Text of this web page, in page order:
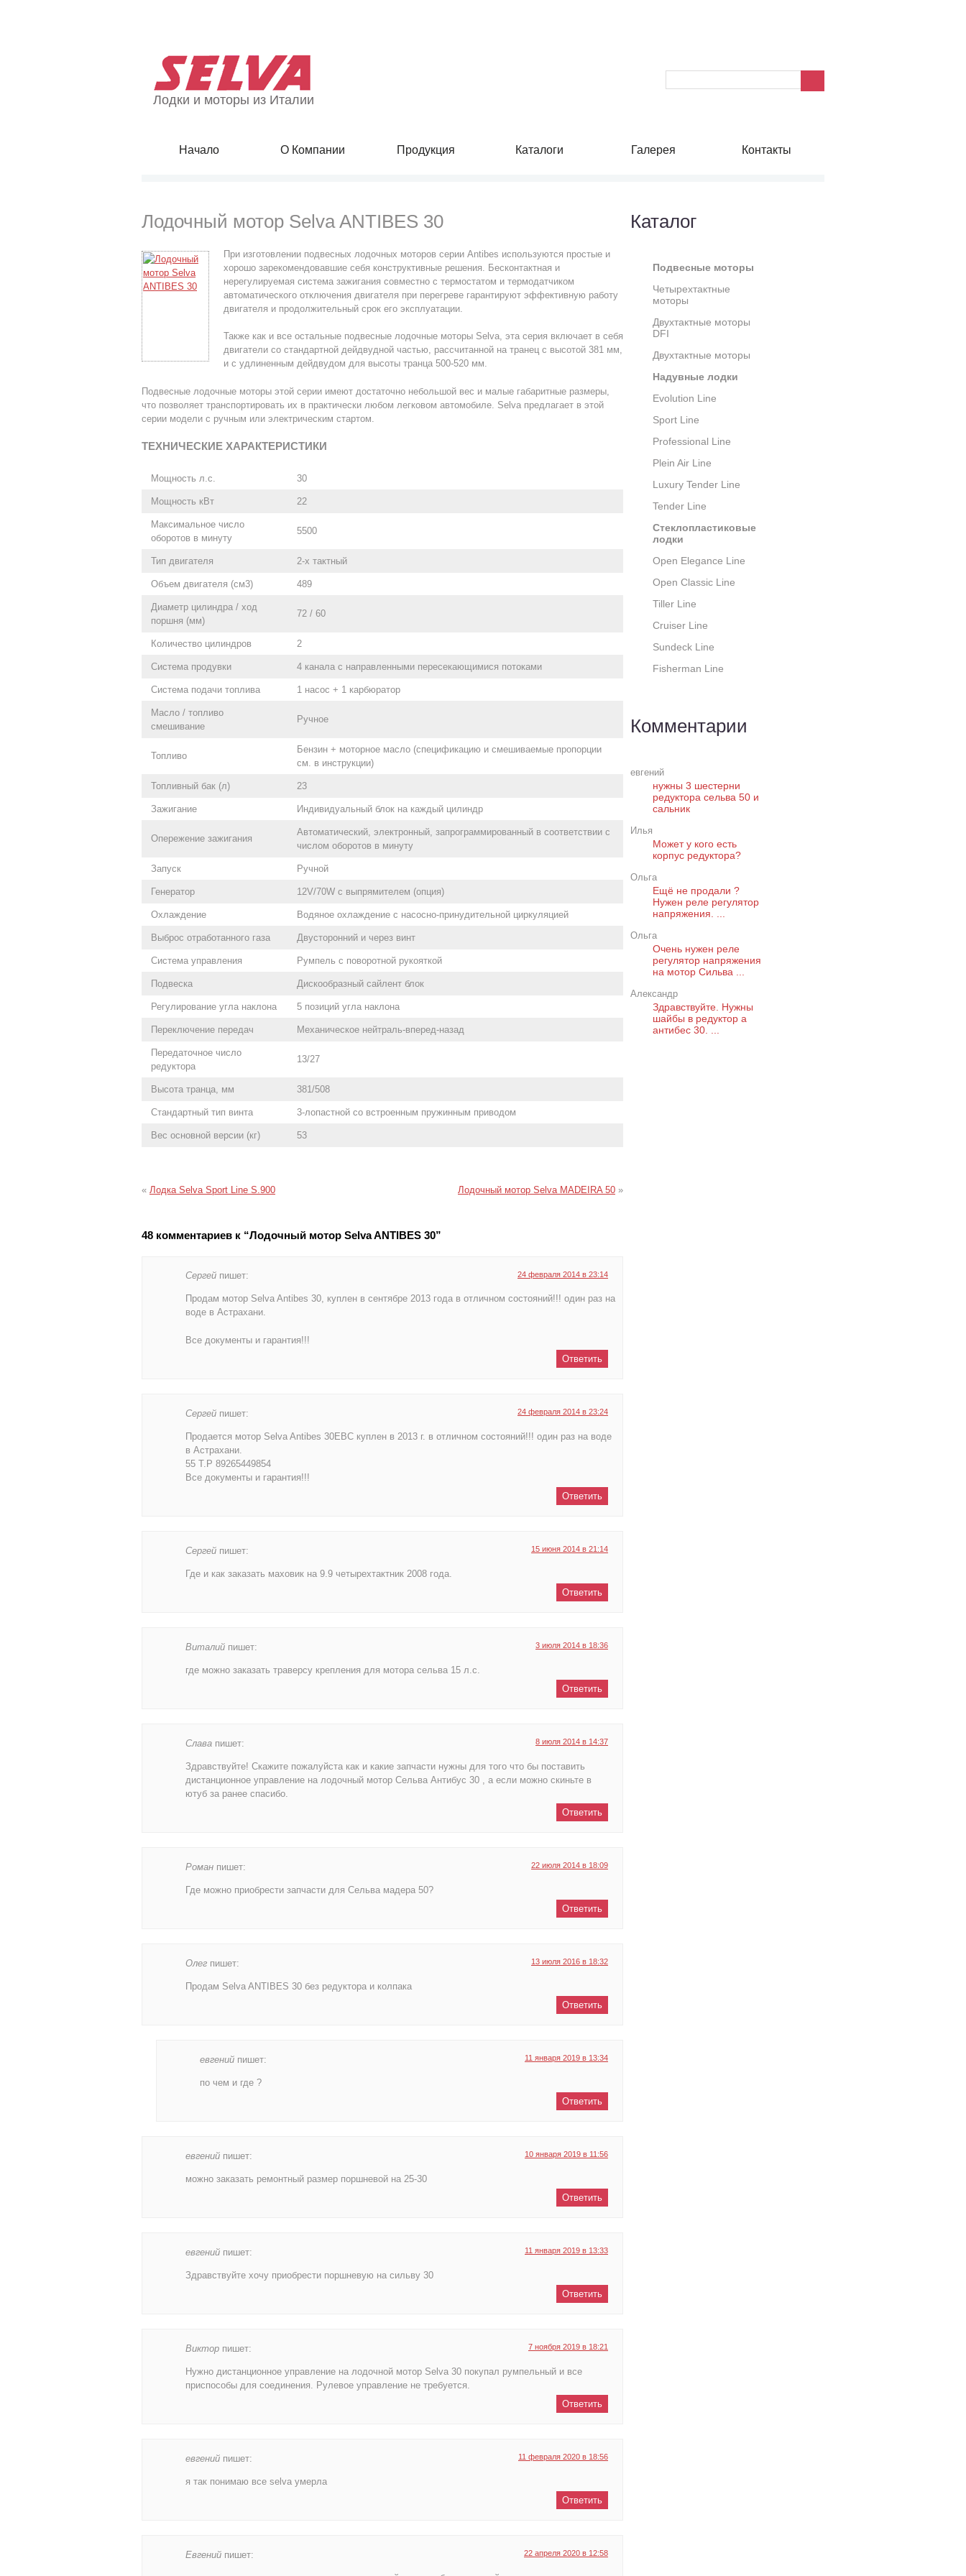
Лодки и моторы из Италии
Начало О Компании Продукция Каталоги Галерея Контакты
Лодочный мотор Selva ANTIBES 30
При изготовлении подвесных лодочных моторов серии Antibes используются простые и
хорошо зарекомендовавшие себя конструктивные решения. Бесконтактная и
нерегулируемая система зажигания совместно с термостатом и термодатчиком
автоматического отключения двигателя при перегреве гарантируют эффективную работу
двигателя и продолжительный срок его эксплуатации.
Также как и все остальные подвесные лодочные моторы Selva, эта серия включает в себя
двигатели со стандартной дейдвудной частью, рассчитанной на транец с высотой 381 мм,
и с удлиненным дейдвудом для высоты транца 500-520 мм.
Подвесные лодочные моторы этой серии имеют достаточно небольшой вес и малые габаритные размеры,
что позволяет транспортировать их в практически любом легковом автомобиле. Selva предлагает в этой
серии модели с ручным или электрическим стартом.
ТЕХНИЧЕСКИЕ ХАРАКТЕРИСТИКИ
Мощность л.с. 30
Мощность кВт 22
Максимальное число
оборотов в минуту
5500
Тип двигателя 2-х тактный
Объем двигателя (см3) 489
Диаметр цилиндра / ход
поршня (мм)
72 / 60
Количество цилиндров 2
Система продувки 4 канала с направленными пересекающимися потоками
Система подачи топлива 1 насос + 1 карбюратор
Масло / топливо
смешивание
Ручное
Топливо
Бензин + моторное масло (спецификацию и смешиваемые пропорции
см. в инструкции)
Топливный бак (л) 23
Зажигание Индивидуальный блок на каждый цилиндр
Опережение зажигания
Автоматический, электронный, запрограммированный в соответствии с
числом оборотов в минуту
Запуск Ручной
Генератор 12V/70W с выпрямителем (опция)
Охлаждение Водяное охлаждение с насосно-принудительной циркуляцией
Выброс отработанного газа Двусторонний и через винт
Система управления Румпель с поворотной рукояткой
Подвеска Дискообразный сайлент блок
Регулирование угла наклона 5 позиций угла наклона
Переключение передач Механическое нейтраль-вперед-назад
Передаточное число
редуктора
13/27
Высота транца, мм 381/508
Стандартный тип винта 3-лопастной со встроенным пружинным приводом
Вес основной версии (кг) 53
« Лодка Selva Sport Line S.900 Лодочный мотор Selva MADEIRA 50 »
48 комментариев к “Лодочный мотор Selva ANTIBES 30”
Сергей пишет: 24 февраля 2014 в 23:14
Продам мотор Selva Antibes 30, куплен в сентябре 2013 года в отличном состояний!!! один раз на
воде в Астрахани.
Все документы и гарантия!!!
Ответить
Сергей пишет: 24 февраля 2014 в 23:24
Продается мотор Selva Antibes 30EBC куплен в 2013 г. в отличном состояний!!! один раз на воде
в Астрахани.
55 Т.Р 89265449854
Все документы и гарантия!!!
Ответить
Сергей пишет: 15 июня 2014 в 21:14
Где и как заказать маховик на 9.9 четырехтактник 2008 года.
Ответить
Виталий пишет: 3 июля 2014 в 18:36
где можно заказать траверсу крепления для мотора сельва 15 л.с.
Ответить
Слава пишет: 8 июля 2014 в 14:37
Здравствуйте! Скажите пожалуйста как и какие запчасти нужны для того что бы поставить
дистанционное управление на лодочный мотор Сельва Антибус 30 , а если можно скиньте в
ютуб за ранее спасибо.
Ответить
Роман пишет: 22 июля 2014 в 18:09
Где можно приобрести запчасти для Сельва мадера 50?
Ответить
Олег пишет: 13 июля 2016 в 18:32
Продам Selva ANTIBES 30 без редуктора и колпака
Ответить
eвгений пишет: 11 января 2019 в 13:34
по чем и где ?
Ответить
eвгений пишет: 10 января 2019 в 11:56
можно заказать ремонтный размер поршневой на 25-30
Ответить
eвгений пишет: 11 января 2019 в 13:33
Здравствуйте хочу приобрести поршневую на сильву 30
Ответить
Виктор пишет: 7 ноября 2019 в 18:21
Нужно дистанционное управление на лодочной мотор Selva 30 покупал румпельный и все
приспособы для соединения. Рулевое управление не требуется.
Ответить
евгений пишет: 11 февраля 2020 в 18:56
я так понимаю все selva умерла
Ответить
Евгений пишет: 22 апреля 2020 в 12:58
Каталог
Подвесные моторы
Четырехтактные
моторы
Двухтактные моторы
DFI
Двухтактные моторы
Надувные лодки
Evolution Line
Sport Line
Professional Line
Plein Air Line
Luxury Tender Line
Tender Line
Стеклопластиковые
лодки
Open Elegance Line
Open Classic Line
Tiller Line
Cruiser Line
Sundeck Line
Fisherman Line
Комментарии
евгений
нужны 3 шестерни
редуктора сельва 50 и
сальник
Илья
Может у кого есть
корпус редуктора?
Ольга
Ещё не продали ?
Нужен реле регулятор
напряжения. ...
Ольга
Очень нужен реле
регулятор напряжения
на мотор Сильва ...
Александр
Здравствуйте. Нужны
шайбы в редуктор а
антибес 30. ...